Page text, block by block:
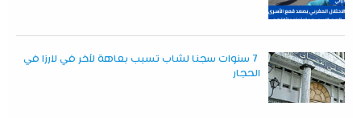
7 سنوات سجنا لشاب تسبب بعاهة لآخر في لارزا في
الحجار